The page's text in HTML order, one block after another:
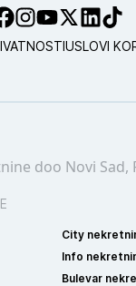
USLOVI
doo Novi Sad,
City
Info
Bulevar